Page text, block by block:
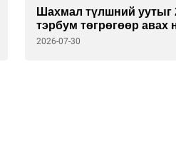
Шахмал түлшний уутыг
тэрбум төгрөгөөр авах
зүйд нийцэх үү?
2026-07-30